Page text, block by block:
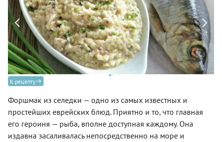
К рецепту
Форшмак из селедки — одно из самых известных и
простейших еврейских блюд. Приятно и то, что главная
его героиня — рыба, вполне доступная каждому. Она
издавна засаливалась непосредственно на море и